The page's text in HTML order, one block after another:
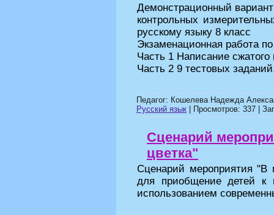
Демонстрационный вариант
контрольных
русскому языку 8 класс
Экзаменационная работа
Часть 1 Написание сжатого
Часть 2 9 тестовых
Педагог: Кошелева Надежда
Русский язык | Просмотров: 337 |
Сценарий
цветка"
Сценарий мероприятия "В
для приобщение детей к
использованием